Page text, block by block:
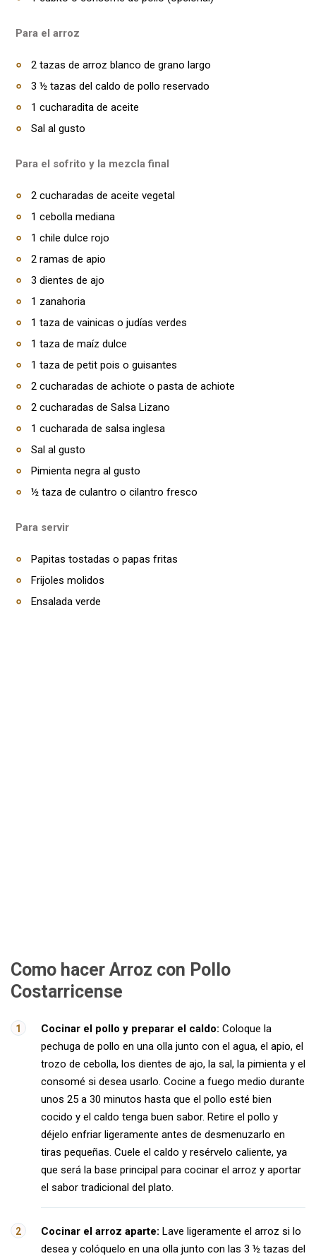
Para el arroz
2 tazas de arroz blanco de grano largo
3 ½ tazas del caldo de pollo reservado
1 cucharadita de aceite
Sal al gusto
Para el sofrito y la mezcla final
2 cucharadas de aceite vegetal
1 cebolla mediana
1 chile dulce rojo
2 ramas de apio
3 dientes de ajo
1 zanahoria
1 taza de vainicas o judías verdes
1 taza de maíz dulce
1 taza de petit pois o guisantes
2 cucharadas de achiote o pasta de achiote
2 cucharadas de Salsa Lizano
1 cucharada de salsa inglesa
Sal al gusto
Pimienta negra al gusto
½ taza de culantro o cilantro fresco
Para servir
Papitas tostadas o papas fritas
Frijoles molidos
Ensalada verde
Como hacer Arroz con Pollo
Costarricense
Cocinar el pollo y preparar el caldo: Coloque la
pechuga de pollo en una olla junto con el agua, el apio, el
trozo de cebolla, los dientes de ajo, la sal, la pimienta y el
consomé si desea usarlo. Cocine a fuego medio durante
unos 25 a 30 minutos hasta que el pollo esté bien
cocido y el caldo tenga buen sabor. Retire el pollo y
déjelo enfriar ligeramente antes de desmenuzarlo en
tiras pequeñas. Cuele el caldo y resérvelo caliente, ya
que será la base principal para cocinar el arroz y aportar
el sabor tradicional del plato.
Cocinar el arroz aparte: Lave ligeramente el arroz si lo
desea y colóquelo en una olla junto con las 3 ½ tazas del